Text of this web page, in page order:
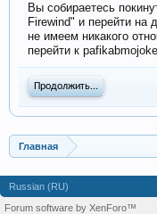
Вы собираетесь
Firewind" и перейти на
не имеем никакого
перейти к
Продолжить...
Главная
Russian (RU)
Forum software by XenForo™